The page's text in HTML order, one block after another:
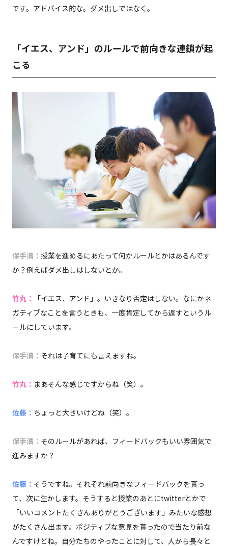
です。アドバイス的な。ダメ出しではなく。
「イエス、アンド」のルールで前向きな連鎖が起
こる
保手濱： 授業を進めるにあたって何かルールとかはあるんです
か？例えばダメ出しはしないとか。
竹丸：
「イエス、アンド」。いきなり否定はしない。なにかネ
ガティブなことを言うときも、一度肯定してから返すというル
ールにしています。
保手濱： それは子育てにも言えますね。
竹丸： まあそんな感じですからね（笑）。
佐藤： ちょっと大きいけどね（笑）。
保手濱： そのルールがあれば、フィードバックもいい雰囲気で
進みますか？
佐藤： そうですね。それぞれ前向きなフィードバックを貰っ
て、次に生かします。そうすると授業のあとにtwitterとかで
「いいコメントたくさんありがとうございます」みたいな感想
がたくさん出ます。ポジティブな意見を貰ったので当たり前な
んですけどね。自分たちのやったことに対して、人から長々と